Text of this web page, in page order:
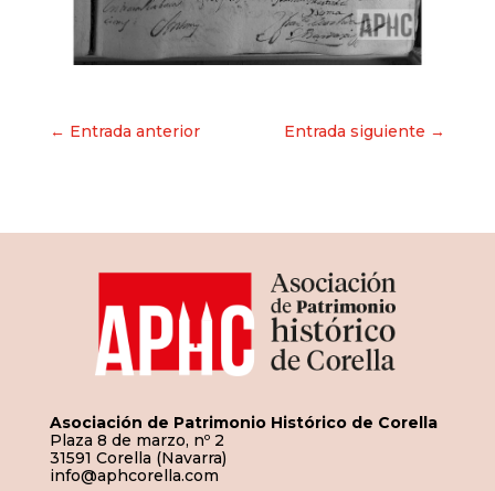
Navegación
← Entrada anterior Entrada siguiente →
Asociación de Patrimonio Histórico de Corella
Plaza 8 de marzo, nº 2
31591 Corella (Navarra)
info@aphcorella.com